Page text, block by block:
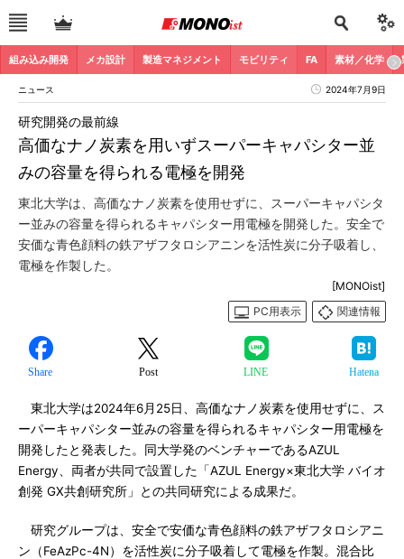
組み込み開発 メカ設計 製造マネジメント モビリティ FA 素材／化学
ニュース 2024年7月9日
高価なナノ炭素を用いずスーパーキャパシター並
みの容量を得られる電極を開発
研究開発の最前線
東北大学は、高価なナノ炭素を使用せずに、スーパーキャパシタ
ー並みの容量を得られるキャパシター用電極を開発した。安全で
安価な青色顔料の鉄アザフタロシアニンを活性炭に分子吸着し、
電極を作製した。
[MONOist]
PC用表示
関連情報
Share Post LINE Hatena
東北大学は2024年6月25日、高価なナノ炭素を使用せずに、ス
ーパーキャパシター並みの容量を得られるキャパシター用電極を
開発したと発表した。同大学発のベンチャーであるAZUL
Energy、両者が共同で設置した「AZUL Energy×東北大学 バイオ
創発 GX共創研究所」との共同研究による成果だ。
研究グループは、安全で安価な青色顔料の鉄アザフタロシアニ
ン（FeAzPc-4N）を活性炭に分子吸着して電極を作製。混合比